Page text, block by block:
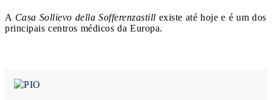
A Casa Sollievo della Sofferenzastill existe até hoje e é um dos
principais centros médicos da Europa.